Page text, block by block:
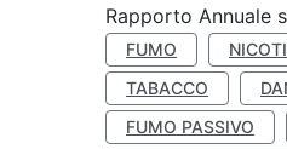
Rapporto Annuale
FUMO
TABACCO
FUMO PASSIVO